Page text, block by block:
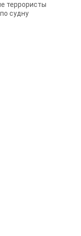
террористы
судну